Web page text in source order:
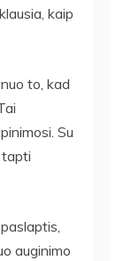
kaip
to, kad
Su
tapti
auginimo